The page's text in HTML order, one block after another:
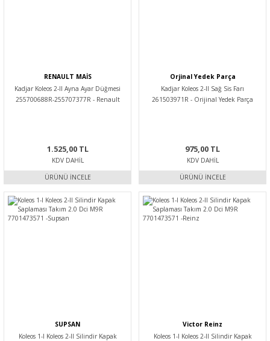
RENAULT MAİS
Kadjar Koleos 2-II Ayna Ayar Düğmesi
255700688R-255707377R - Renault
1.525,00 TL
KDV DAHIL
ÜRÜNÜ İNCELE
Orjinal Yedek Parça
Kadjar Koleos 2-II Sağ Sis Farı
261503971R - Orijinal Yedek Parça
975,00 TL
KDV DAHIL
ÜRÜNÜ İNCELE
SUPSAN
Koleos 1-I Koleos 2-II Silindir Kapak
Victor Reinz
Koleos 1-I Koleos 2-II Silindir Kapak